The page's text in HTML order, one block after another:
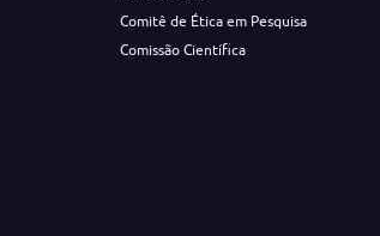
Comitê de Ética em Pesquisa
Comissão Científica